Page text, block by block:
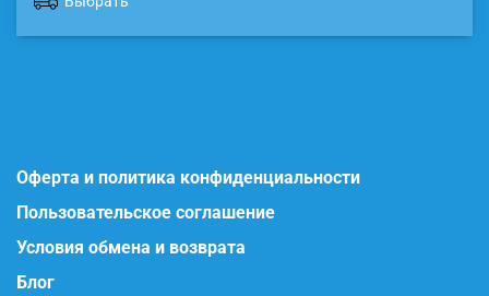
Оферта и политика конфиденциальности
Пользовательское соглашение
Условия обмена и возврата
Блог